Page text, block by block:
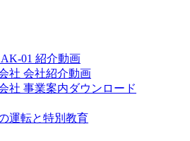
01 紹介動画
社 会社紹介動画
社 事業案内ダウンロード
運転と特別教育